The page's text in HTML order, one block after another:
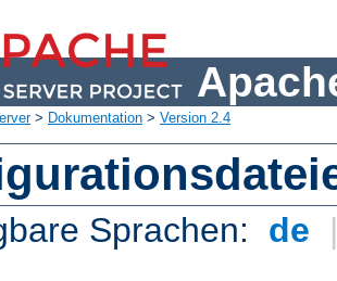
> Dokumentation > Version 2.4
Sprachen: de